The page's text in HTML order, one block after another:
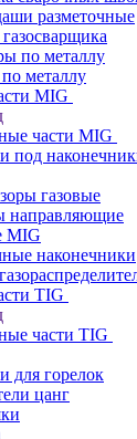
разметочные
по металлу
металлу
MIG
части MIG
под
газовые
направляющие
MIG
наконечники
TIG
части TIG
для горелок
цанг